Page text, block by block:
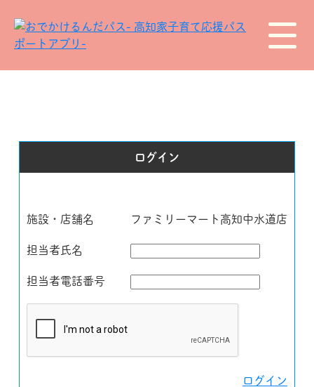
ログイン
施設・店舗名 ファミリーマート高知中水道店
担当者氏名
担当者電話番号
ログイン